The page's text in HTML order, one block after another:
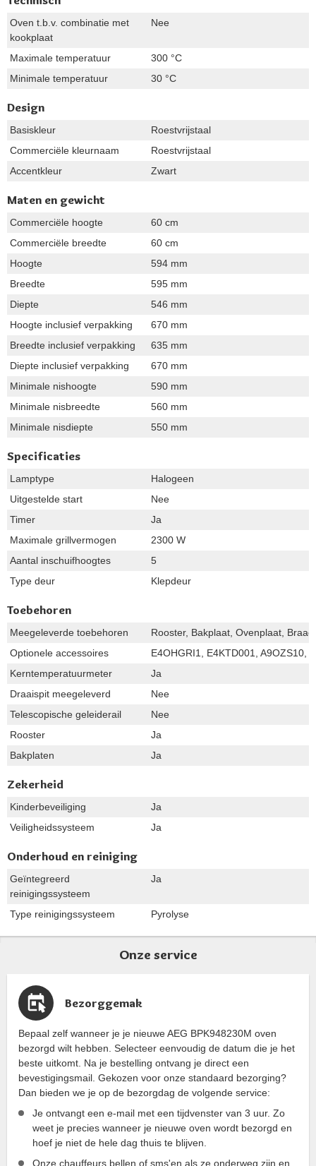
Oven t.b.v. combinatie met
kookplaat
Nee
Maximale temperatuur
300 °C
Minimale temperatuur
30 °C
Design
Basiskleur
Roestvrijstaal
Commerciële kleurnaam
Roestvrijstaal
Accentkleur
Zwart
Maten en gewicht
Commerciële hoogte
60 cm
Commerciële breedte
60 cm
Hoogte
594 mm
Breedte
595 mm
Diepte
546 mm
Hoogte inclusief verpakking
670 mm
Breedte inclusief verpakking
635 mm
Diepte inclusief verpakking
670 mm
Minimale nishoogte
590 mm
Minimale nisbreedte
560 mm
Minimale nisdiepte
550 mm
Specificaties
Lamptype
Halogeen
Uitgestelde start
Nee
Timer
Ja
Maximale grillvermogen
2300 W
Aantal inschuifhoogtes
5
Type deur
Klepdeur
Toebehoren
Meegeleverde toebehoren
Rooster, Bakplaat, Ovenplaat,
Optionele accessoires
E4OHGRI1, E4KTD001, A9OZS10,
Kerntemperatuurmeter
Ja
Draaispit meegeleverd
Nee
Telescopische geleiderail
Nee
Rooster
Ja
Bakplaten
Ja
Zekerheid
Kinderbeveiliging
Ja
Veiligheidssysteem
Ja
Onderhoud en reiniging
Geïntegreerd
reinigingssysteem
Ja
Type reinigingssysteem Pyrolyse
Onze service
Bezorggemak
Bepaal zelf wanneer je je nieuwe AEG BPK948230M oven
bezorgd wilt hebben. Selecteer eenvoudig de datum die je het
beste uitkomt. Na je bestelling ontvang je direct een
bevestigingsmail. Gekozen voor onze standaard bezorging?
Dan bieden we je op de bezorgdag de volgende service:
Je ontvangt een e-mail met een tijdvenster van 3 uur. Zo
weet je precies wanneer je nieuwe oven wordt bezorgd en
hoef je niet de hele dag thuis te blijven.
Onze chauffeurs bellen of sms'en als ze onderweg zijn en